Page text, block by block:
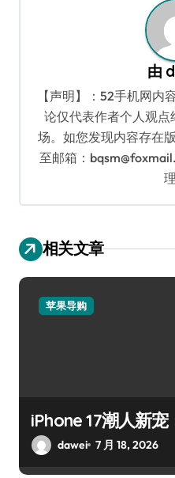
由
【声明】：52手机网内
论仅代表作者个人观
场。如您发现内容存在
至邮箱：
相关文章
苹果导购
iPhone 17潮人新
dawei 7 月 18, 2026